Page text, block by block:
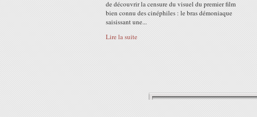
de découvrir la censure du visuel du premier film
bien connu des cinéphiles : le bras démoniaque
saisissant une...
Lire la suite